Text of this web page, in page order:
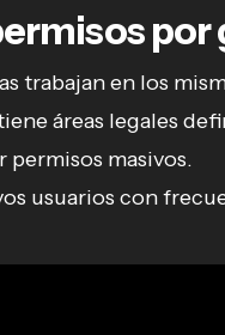
por
trabajan en los
áreas legales
permisos masivos.
usuarios con